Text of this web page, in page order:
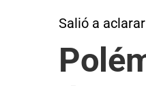
Salió a aclarar